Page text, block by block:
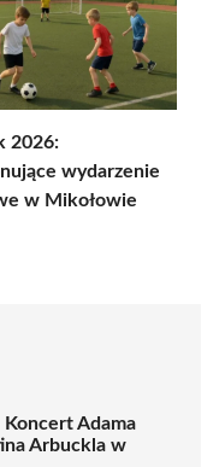
2026:
wydarzenie
w Mikołowie
Koncert Adama
Arbuckla w